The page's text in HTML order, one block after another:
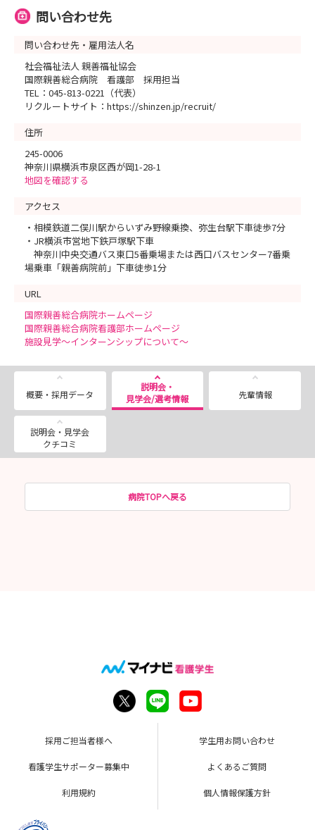
履歴書(写真貼付)※当院HPよりダウンロードできます。
成績証明書
健康診断書写し(学校健診の直近のもので可)
お申込み後、面接日時等の詳細はメールでご案内します。
問い合わせ先
問い合わせ先・雇用法人名
社会福祉法人 親善福祉協会
国際親善総合病院 看護部 採用担当
TEL：045-813-0221（代表）
リクルートサイト：https://shinzen.jp/recruit/
住所
245-0006
神奈川県横浜市泉区西が岡1-28-1
地図を確認する
アクセス
・相模鉄道二俣川駅からいずみ野線乗換、弥生台駅下車徒歩7分
・JR横浜市営地下鉄戸塚駅下車
神奈川中央交通バス東口5番乗場または西口バスセンター7番乗
場乗車「親善病院前」下車徒歩1分
URL
国際親善総合病院ホームページ
国際親善総合病院看護部ホームページ
施設見学～インターンシップについて～
概要・採用データ
説明会・
見学会/選考情報
先輩情報
説明会・見学会
クチコミ
病院TOPへ戻る
採用ご担当者様へ 学生用お問い合わせ
看護学生サポーター募集中 よくあるご質問
利用規約 個人情報保護方針